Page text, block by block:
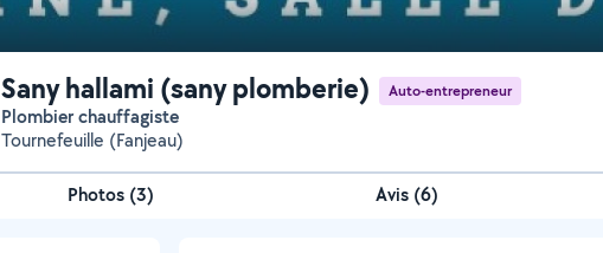
Sany hallami (sany plomberie) Auto-entrepreneur
Plombier chauffagiste
Tournefeuille (Fanjeau)
Photos (3) Avis (6)